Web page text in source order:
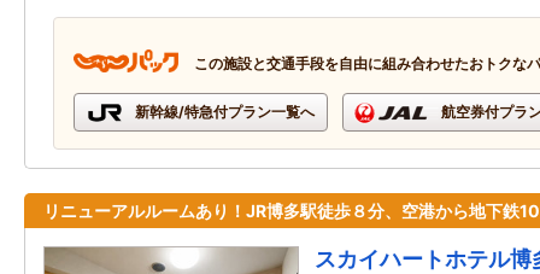
この施設と交通手段を自由に組み合わせたおトクな
新幹線/特急付プラン一覧へ 航空券付プラ
リニューアルルームあり！JR博多駅徒歩８分、空港から地下鉄
スカイハートホテル博